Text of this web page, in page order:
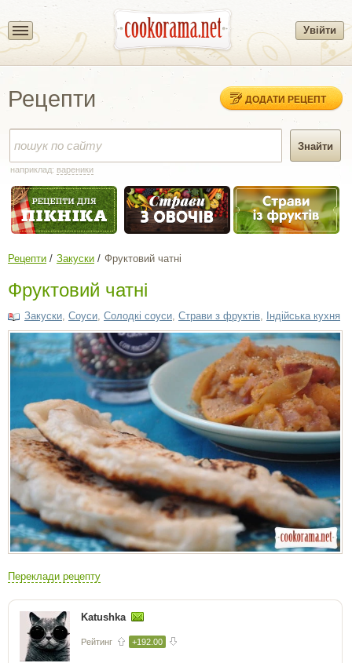
Увійти
Рецепти ДОДАТИ РЕЦЕПТ
наприклад: вареники
Рецепти Закуски Фруктовий чатні
Фруктовий чатні
Закуски Соуси Солодкі соуси Страви з фруктів Індійська кухня
Переклади рецепту
Katushka
Рейтинг +192.00